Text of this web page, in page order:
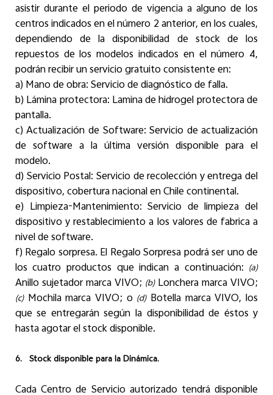
asistir durante el periodo de vigencia a alguno de los
centros indicados en el número 2 anterior, en los cuales,
dependiendo de la disponibilidad de stock de los
repuestos de los modelos indicados en el número 4,
podrán recibir un servicio gratuito consistente en:
a) Mano de obra: Servicio de diagnóstico de falla.
b) Lámina protectora: Lamina de hidrogel protectora de
pantalla.
c) Actualización de Software: Servicio de actualización
de software a la última versión disponible para el
modelo.
d) Servicio Postal: Servicio de recolección y entrega del
dispositivo, cobertura nacional en Chile continental.
e) Limpieza-Mantenimiento: Servicio de limpieza del
dispositivo y restablecimiento a los valores de fabrica a
nivel de software.
f) Regalo sorpresa. El Regalo Sorpresa podrá ser uno de
los cuatro productos que indican a continuación:
(a)
Anillo sujetador marca VIVO; (b)Lonchera marca VIVO;
(c)Mochila marca VIVO; o (d)Botella marca VIVO, los
que se entregarán según la disponibilidad de éstos y
hasta agotar el stock disponible.
6. Stock disponible para la Dinámica.
Cada Centro de Servicio autorizado tendrá disponible